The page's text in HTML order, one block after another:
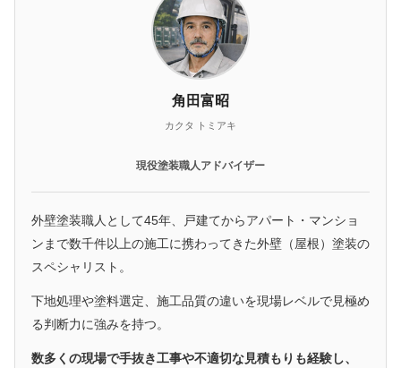
角田富昭
カクタ トミアキ
現役塗装職人アドバイザー
外壁塗装職人として45年、戸建てからアパート・マンショ
ンまで数千件以上の施工に携わってきた外壁（屋根）塗装の
スペシャリスト。
下地処理や塗料選定、施工品質の違いを現場レベルで見極め
る判断力に強みを持つ。
数多くの現場で手抜き工事や不適切な見積もりも経験し、